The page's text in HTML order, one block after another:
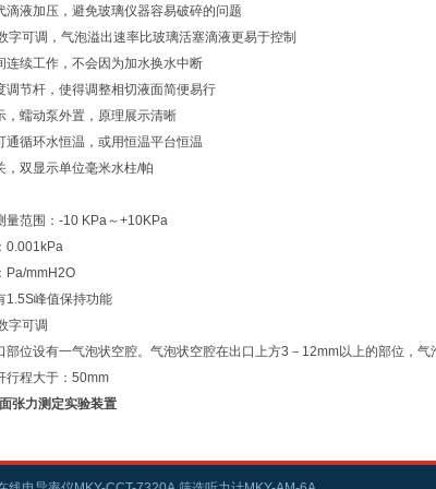
滴液加压，避免玻璃仪器容易破碎的问题
字可调，气泡溢出速率比玻璃活塞滴液更易于控制
连续工作，不会因为加水换水中断
调节杆，使得调整相切液面简便易行
，蠕动泵外置，原理展示清晰
通循环水恒温，或用恒温平台恒温
，双显示单位毫米水柱/帕
量范围：-10 KPa～+10KPa
0.001kPa
Pa/mmH2O
1.5S峰值保持功能
字可调
部位设有一气泡状空腔。气泡状空腔在出口上方3－12mm以上的部位，
行程大于：50mm
张力测定实验装置